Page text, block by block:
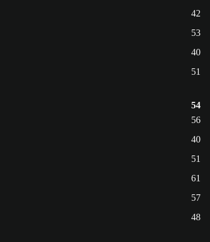
42
53
40
51
54
56
40
51
61
57
48